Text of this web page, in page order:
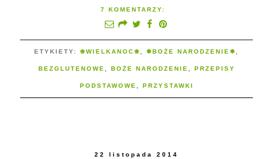
7 KOMENTARZY:
ETYKIETY: ❀WIELKANOC❀, ❅BOŻE NARODZENIE❅,
BEZGLUTENOWE, BOŻE NARODZENIE, PRZEPISY
PODSTAWOWE, PRZYSTAWKI
22 listopada 2014